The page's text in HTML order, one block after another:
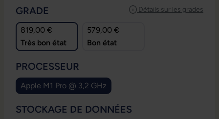
Détails sur les grades
SÉLECTIONNEZ
GRADE
819,00 €
Très bon état
579,00 €
Bon état
SÉLECTIONNEZ
PROCESSEUR
Apple M1 Pro @ 3,2 GHz
SÉLECTIONNEZ
STOCKAGE DE DONNÉES